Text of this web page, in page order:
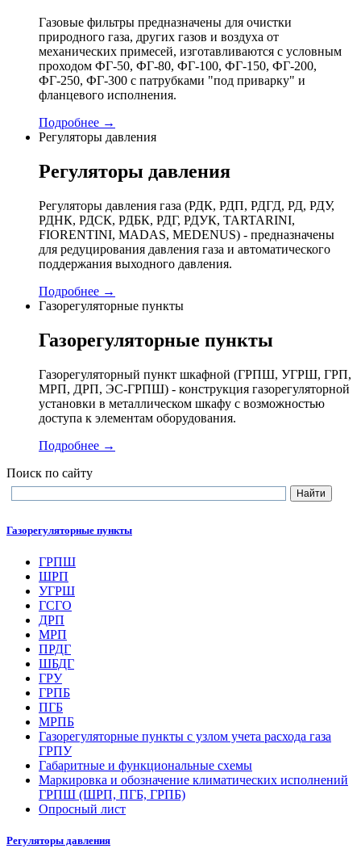
Газовые фильтры предназначены для очистки
природного газа, других газов и воздуха от
механических примесей, изготавливаются с условным
проходом ФГ-50, ФГ-80, ФГ-100, ФГ-150, ФГ-200,
ФГ-250, ФГ-300 с патрубками "под приварку" и
фланцевого исполнения.
Подробнее →
Регуляторы давления
Регуляторы давления
Регуляторы давления газа (РДК, РДП, РДГД, РД, РДУ,
РДНК, РДСК, РДБК, РДГ, РДУК, TARTARINI,
FIORENTINI, MADAS, MEDENUS) - предназначены
для редуцирования давления газа и автоматического
поддержания выходного давления.
Подробнее →
Газорегуляторные пункты
Газорегуляторные пункты
Газорегуляторный пункт шкафной (ГРПШ, УГРШ, ГРП,
МРП, ДРП, ЭС-ГРПШ) - конструкция газорегуляторной
установки в металлическом шкафу с возможностью
доступа к элементам оборудования.
Подробнее →
Поиск по сайту
Газорегуляторные пункты
ГРПШ
ШРП
УГРШ
ГСГО
ДРП
МРП
ПРДГ
ШБДГ
ГРУ
ГРПБ
ПГБ
МРПБ
Газорегуляторные пункты с узлом учета расхода газа
ГРПУ
Габаритные и функциональные схемы
Маркировка и обозначение климатических исполнений
ГРПШ (ШРП, ПГБ, ГРПБ)
Опросный лист
Регуляторы давления